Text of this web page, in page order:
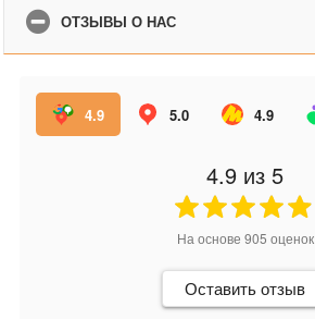
ОТЗЫВЫ О НАС
4.9 5.0 4.9
4.9 из 5
На основе 905 оценок
Оставить отзыв